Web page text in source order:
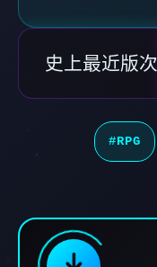
史上最近版
#RPG